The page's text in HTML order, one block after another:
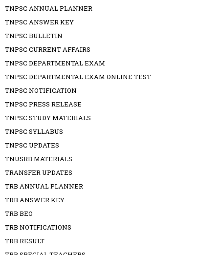
TNPSC ANNUAL PLANNER
TNPSC ANSWER KEY
TNPSC BULLETIN
TNPSC CURRENT AFFAIRS
TNPSC DEPARTMENTAL EXAM
TNPSC DEPARTMENTAL EXAM ONLINE TEST
TNPSC NOTIFICATION
TNPSC PRESS RELEASE
TNPSC STUDY MATERIALS
TNPSC SYLLABUS
TNPSC UPDATES
TNUSRB MATERIALS
TRANSFER UPDATES
TRB ANNUAL PLANNER
TRB ANSWER KEY
TRB BEO
TRB NOTIFICATIONS
TRB RESULT